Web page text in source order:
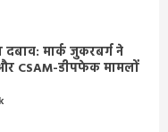
मार्क जुकरबर्ग ने
CSAM-डीपफेक मामलों